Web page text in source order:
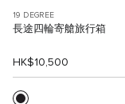
19 DEGREE
長途四輪寄艙旅行箱
HK$10,500